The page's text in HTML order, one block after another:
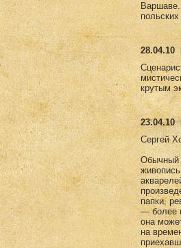
28.04.10
крутым
23.04.10
Сергей
Обычный
папки,
— более
она
на